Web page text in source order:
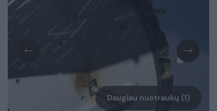
Daugiau nuotraukų (1)